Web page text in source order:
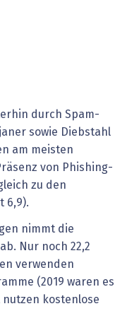
durch Spam-
sowie Diebstahl
am meisten
von Phishing-
zu den
6,9).
nimmt die
Nur noch 22,2
verwenden
(2019 waren es
nutzen kostenlose